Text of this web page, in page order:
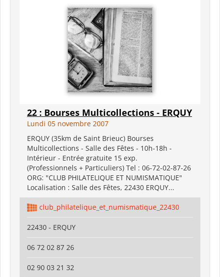
22 : Bourses Multicollections - ERQUY
Lundi 05 novembre 2007
ERQUY (35km de Saint Brieuc) Bourses
Multicollections - Salle des Fêtes - 10h-18h -
Intérieur - Entrée gratuite 15 exp.
(Professionnels + Particuliers) Tel : 06-72-02-87-26
ORG: "CLUB PHILATELIQUE ET NUMISMATIQUE"
Localisation : Salle des Fêtes, 22430 ERQUY...
club_philatelique_et_numismatique_22430
22430 - ERQUY
06 72 02 87 26
02 90 03 21 32